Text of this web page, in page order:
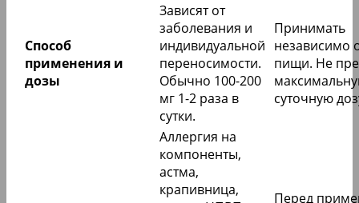
Способ
применения и
дозы
Зависят от
заболевания и
индивидуальной
переносимости.
Обычно 100-200
мг 1-2 раза в
сутки.
Принимать
независимо
пищи. Не
суточную
Аллергия на
компоненты,
астма,
крапивница,
Перед